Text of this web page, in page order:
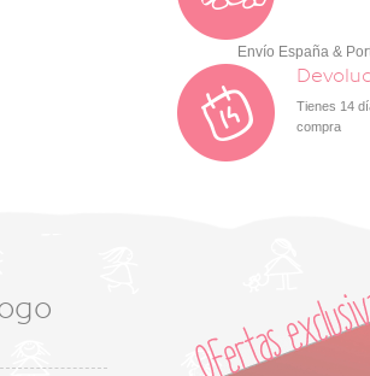
Envío España &
Tienes 14
compra